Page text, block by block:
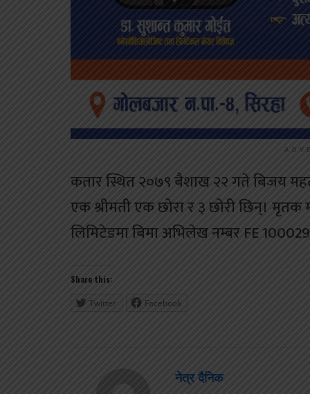
कतार स्थित २०७९ बैशाख २२ गते बिजय
एक श्रीमती एक छोरा र ३ छोरी छिन्।
लिमिटेडमा बिमा अभिलेख नम्बर FE
Share this:
Twitter Facebook
नेत्र दैनिक